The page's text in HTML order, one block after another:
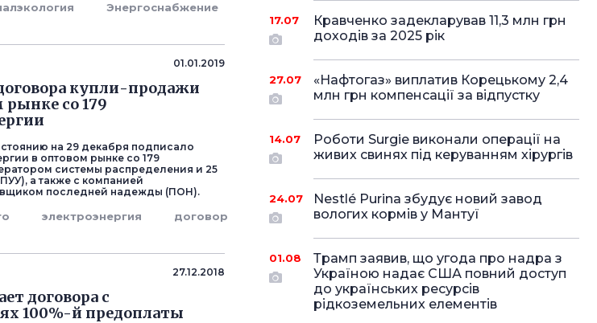
Энергоснабжение
01.01.2019
купли-продажи
рынке со 179
на 29 декабря подписало
в оптовом рынке со 179
системы распределения и 25
а также с компанией
последней надежды (ПОН).
электроэнергия договор
27.12.2018
договора с
100%-й предоплаты
17.07
Кравченко задекларував 11,3 млн грн
доходів за 2025 рік
27.07
«Нафтогаз» виплатив Корецькому 2,4
млн грн компенсації за відпустку
14.07
Роботи Surgie виконали операції на
живих свинях під керуванням хірургів
24.07
Nestlé Purina збудує новий завод
вологих кормів у Мантуї
01.08
Трамп заявив, що угода про надра з
Україною надає США повний доступ
до українських ресурсів
рідкоземельних елементів